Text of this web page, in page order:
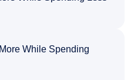
While Spending